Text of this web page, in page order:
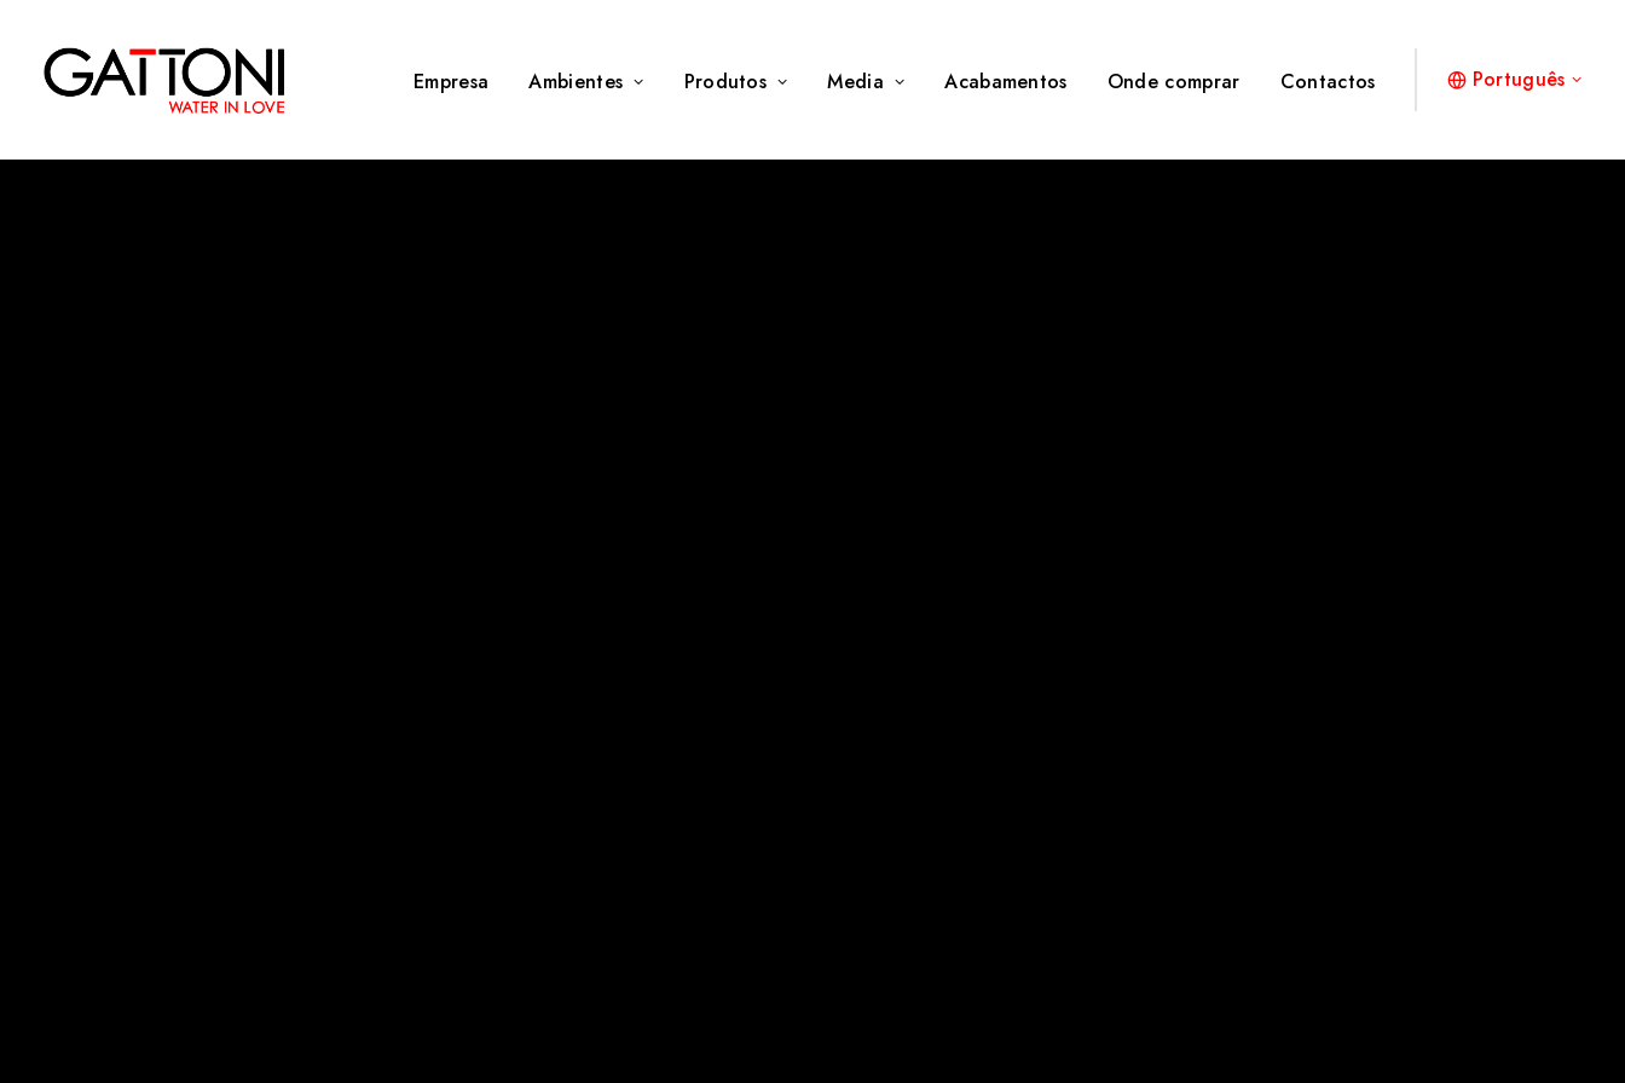
Empresa Ambientes Produtos Media Acabamentos Onde comprar Contactos Português